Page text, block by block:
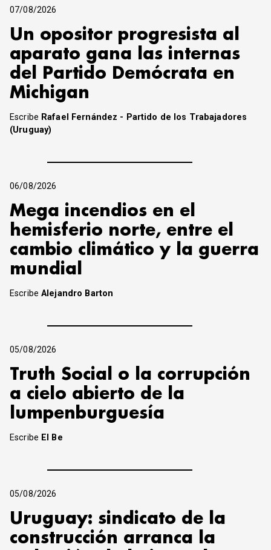
07/08/2026
Un opositor progresista al
aparato gana las internas
del Partido Demócrata en
Michigan
Escribe Rafael Fernández - Partido de los Trabajadores
(Uruguay)
06/08/2026
Mega incendios en el
hemisferio norte, entre el
cambio climático y la guerra
mundial
EscribeAlejandro Barton
05/08/2026
Truth Social o la corrupción
a cielo abierto de la
lumpenburguesía
Escribe El Be
05/08/2026
Uruguay: sindicato de la
construcción arranca la